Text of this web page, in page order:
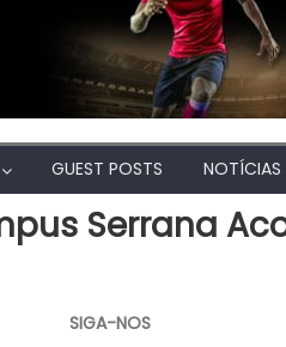
GUEST POSTS NOTÍCIAS
Serrana
SIGA-NOS